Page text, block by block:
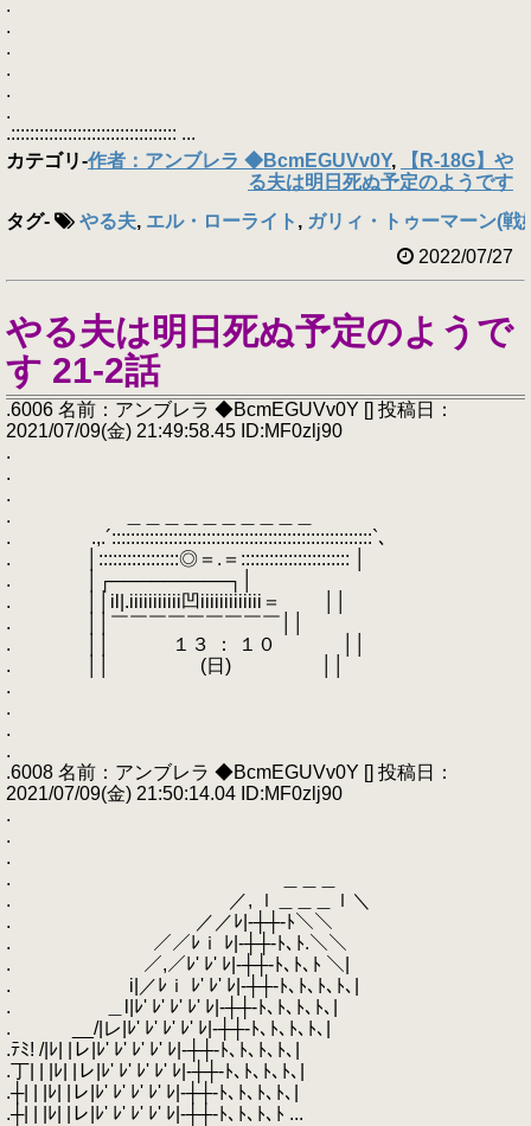
.
.
.
.
.
.
.::::::::::::::::::::::::::::::::::: ...
カテゴリ-作者：アンブレラ ◆BcmEGUVv0Y,
【R-18G】や
る夫は明日死ぬ予定のようです
タグ- やる夫, エル・ローライト , ガリィ・トゥーマーン(戦
2022/07/27
やる夫は明日死ぬ予定のようで
す 21-2話
.6006 名前：アンブレラ ◆BcmEGUVv0Y [] 投稿日：
2021/07/09(金) 21:49:58.45 ID:MF0zlj90
.
.
.
. ＿＿＿＿＿＿＿＿＿＿
. .,.´:::::::::::::::::::::::::::::::::::::::::::::::::::::::`､
. │:::::::::::::::::◎＝.＝::::::::::::::::::::::: │
. │┌─────────┐│
. ││il|.iiiiiiiiiii凹iiiiiiiiiiiii＝ ││
. ││￣￣￣￣￣￣￣￣￣││
. ││ １３ ： １０ ││
. ││ (日) ││
.
.
.
.
.6008 名前：アンブレラ ◆BcmEGUVv0Y [] 投稿日：
2021/07/09(金) 21:50:14.04 ID:MF0zlj90
.
.
.
. ＿＿＿
. ／, ｌ＿＿＿ｌ＼
. ／／ﾚ|‐┼┼‐ﾄ＼＼
. ／／ﾚｉ ﾚ|‐┼┼‐ﾄ､ﾄ.＼＼
. ／,／ﾚ' ﾚ' ﾚ|‐┼┼‐ﾄ､ﾄ､ﾄ ＼|
. i|／ﾚｉ ﾚ' ﾚ' ﾚ|‐┼┼‐ﾄ､ﾄ､ﾄ､ﾄ､|
. ＿l|ﾚ' ﾚ' ﾚ' ﾚ' ﾚ|‐┼┼‐ﾄ､ﾄ､ﾄ､ﾄ､|
. __/|レ|ﾚ' ﾚ' ﾚ' ﾚ' ﾚ|‐┼┼‐ﾄ､ﾄ､ﾄ､ﾄ､|
.ﾃﾐ! /|ﾚ| |レ|ﾚ' ﾚ' ﾚ' ﾚ' ﾚ|‐┼┼‐ﾄ､ﾄ､ﾄ､ﾄ､|
.丁| | |ﾚ| |レ|ﾚ' ﾚ' ﾚ' ﾚ' ﾚ|‐┼┼‐ﾄ､ﾄ､ﾄ､ﾄ､|
.┼| | |ﾚ| |レ|ﾚ' ﾚ' ﾚ' ﾚ' ﾚ|‐┼┼‐ﾄ､ﾄ､ﾄ､ﾄ､|
.┼| | |ﾚ| |レ|ﾚ' ﾚ' ﾚ' ﾚ' ﾚ|‐┼┼‐ﾄ､ﾄ､ﾄ､ﾄ ...